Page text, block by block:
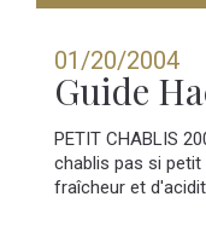
01/20/2004
Guide
PETIT CHABLIS
chablis pas si petit
fraîcheur et